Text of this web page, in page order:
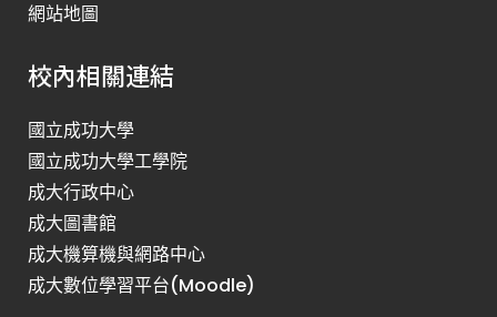
網站地圖
校內相關連結
國立成功大學
國立成功大學工學院
成大行政中心
成大圖書館
成大機算機與網路中心
成大數位學習平台(Moodle)